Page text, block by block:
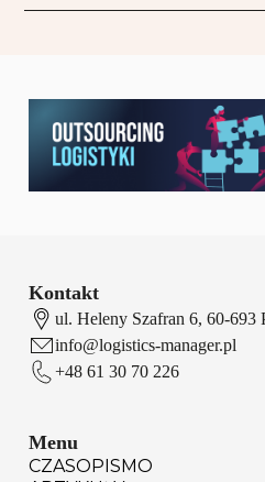
Kontakt
ul. Heleny Szafran 6, 60-693
info@logistics-manager.pl
+48 61 30 70 226
Menu
CZASOPISMO